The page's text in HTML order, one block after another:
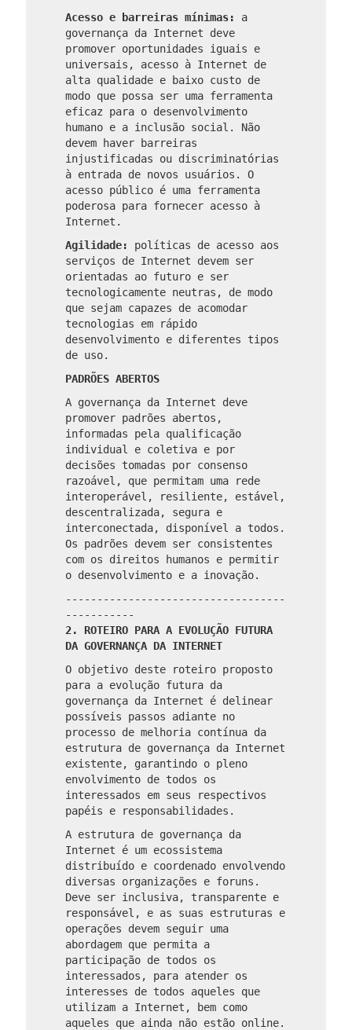
Acesso e barreiras mínimas:
a
governança da Internet deve
promover oportunidades iguais e
universais, acesso à Internet de
alta qualidade e baixo custo de
modo que possa ser uma ferramenta
eficaz para o desenvolvimento
humano e a inclusão social. Não
devem haver barreiras
injustificadas ou discriminatórias
à entrada de novos usuários. O
acesso público é uma ferramenta
poderosa para fornecer acesso à
Internet.
Agilidade:
políticas de acesso aos
serviços de Internet devem ser
orientadas ao futuro e ser
tecnologicamente neutras, de modo
que sejam capazes de acomodar
tecnologias em rápido
desenvolvimento e diferentes tipos
de uso.
PADRÕES ABERTOS
A governança da Internet deve
promover padrões abertos,
informadas pela qualificação
individual e coletiva e por
decisões tomadas por consenso
razoável, que permitam uma rede
interoperável, resiliente, estável,
descentralizada, segura e
interconectada, disponível a todos.
Os padrões devem ser consistentes
com os direitos humanos e permitir
o desenvolvimento e a inovação.
-----------------------------------
-----------
2. ROTEIRO PARA A EVOLUÇÃO FUTURA
DA GOVERNANÇA DA INTERNET
O objetivo deste roteiro proposto
para a evolução futura da
governança da Internet é delinear
possíveis passos adiante no
processo de melhoria contínua da
estrutura de governança da Internet
existente, garantindo o pleno
envolvimento de todos os
interessados ​​em seus respectivos
papéis e responsabilidades.
A estrutura de governança da
Internet é um ecossistema
distribuído e coordenado envolvendo
diversas organizações e foruns.
Deve ser inclusiva, transparente e
responsável, e as suas estruturas e
operações devem seguir uma
abordagem que permita a
participação de todos os
interessados​​, para atender os
interesses de todos aqueles que
utilizam a Internet, bem como
aqueles que ainda não estão online.